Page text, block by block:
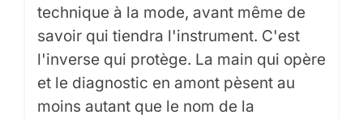
technique à la mode, avant même de
savoir qui tiendra l'instrument. C'est
l'inverse qui protège. La main qui opère
et le diagnostic en amont pèsent au
moins autant que le nom de la